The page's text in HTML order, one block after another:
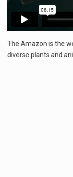
The Amazon is the
diverse plants and